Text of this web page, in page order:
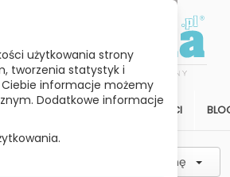
ARCHITEKCI
Wybierz Cenę
użytkowania strony
tworzenia statystyk i
Ciebie informacje możemy
Dodatkowe informacje